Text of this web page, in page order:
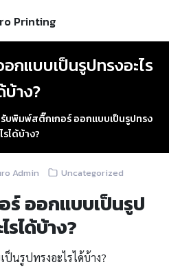
กแบบเป็นรูปทรงอะไร
บ้าง?
รับพิมพ์สติ๊กเกอร์ ออกแบบเป็นรูปทรง
รได้บ้าง?
Admin Uncategorized
ออกแบบเป็นรูป
รได้บ้าง?